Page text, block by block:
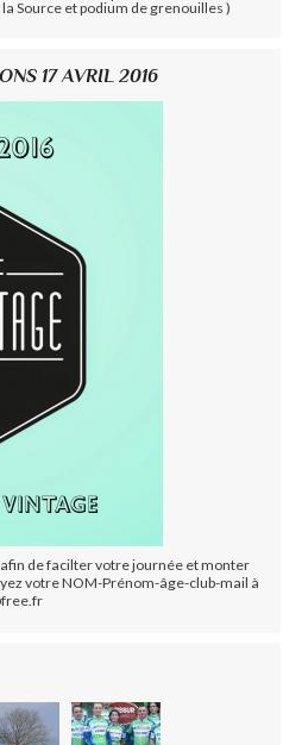
Source et podium de grenouilles )
17 AVRIL 2016
de facilter votre journée et monter
votre NOM-Prénom-âge-club-mail à